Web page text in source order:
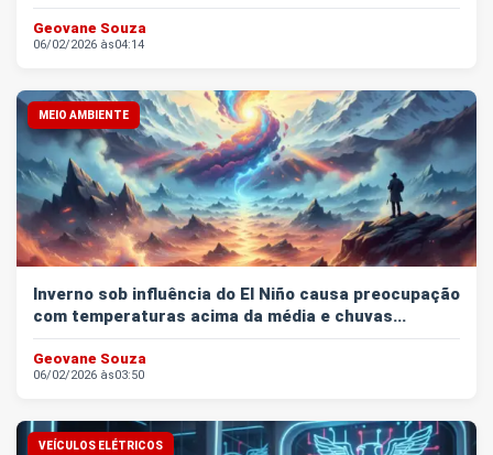
Geovane Souza
06/02/2026 às04:14
MEIO AMBIENTE
Inverno sob influência do El Niño causa preocupação
com temperaturas acima da média e chuvas...
Geovane Souza
06/02/2026 às03:50
VEÍCULOS ELÉTRICOS